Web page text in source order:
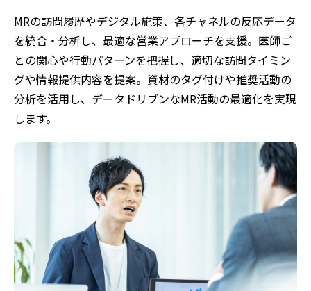
MRの訪問履歴やデジタル施策、各チャネルの反応データ
を統合・分析し、最適な営業アプローチを支援。医師ご
との関心や行動パターンを把握し、適切な訪問タイミン
グや情報提供内容を提案。資材のタグ付けや推奨活動の
分析を活用し、データドリブンなMR活動の最適化を実現
します。